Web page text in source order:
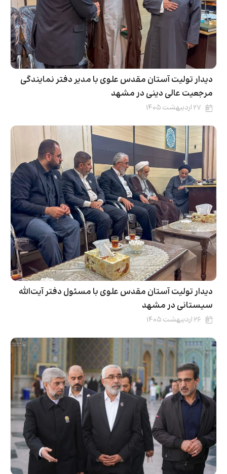
دیدار تولیت آستان مقدس علوی با مدیر دفتر نمایندگی
مرجعیت عالی دینی در مشهد
۲۷ اردیبهشت ۱۴۰۵
دیدار تولیت آستان مقدس علوی با مسئول دفتر آیت‌الله
سیستانی در مشهد
۲۶ اردیبهشت ۱۴۰۵